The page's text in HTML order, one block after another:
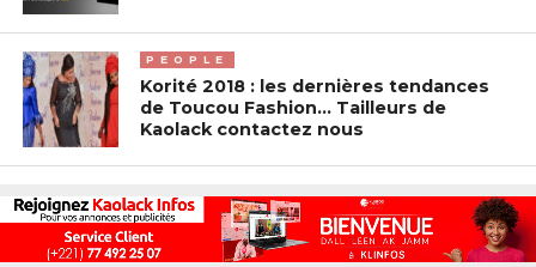
PEOPLE
Korité 2018 : les dernières tendances
de Toucou Fashion… Tailleurs de
Kaolack contactez nous